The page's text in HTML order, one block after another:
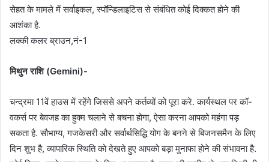
सेहत के मामले में सर्वाइकल, स्पॉन्डिलाइटिस से संबंधित कोई दिक्कत होने की
आशंका है.
लक्की कलर ब्राउन,नं-1
मिथुन राशि (Gemini)-
चन्द्रमा 11वें हाउस में रहेंगे जिससे अपने कर्तव्यों को पूरा करे. कार्यस्थल पर कॉ-
वकर्स पर बेवजह का हुक्म चलाने से बचना होगा, ऐसा करना आपको महंगा पड़
सकता है. सौभाग्य, गजकेसरी और सर्वार्थसिद्धि योग के बनने से बिजनसमैन के लिए
दिन शुभ है, व्यापारिक स्थिति को देखते हुए आपको बड़ा मुनाफा होने की संभावना है.